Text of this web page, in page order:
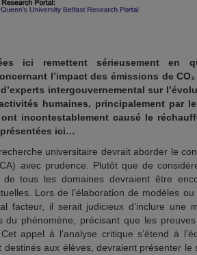
ici remettent sérieusement en
l’impact des émissions de
intergouvernemental sur
humaines, principalement par
incontestablement causé le
ici…
universitaire devrait aborder le
avec prudence. Plutôt que de
de tous les domaines devraient être
Lors de l’élaboration de modèles
facteur, il serait judicieux d’inclure une
du phénomène, précisant que les
appel à l’analyse critique s’étend à
destinés aux élèves, devraient présenter le